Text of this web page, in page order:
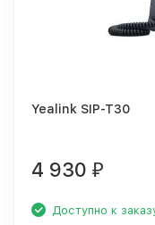
Yealink SIP-T30
4 930 ₽
Доступно к